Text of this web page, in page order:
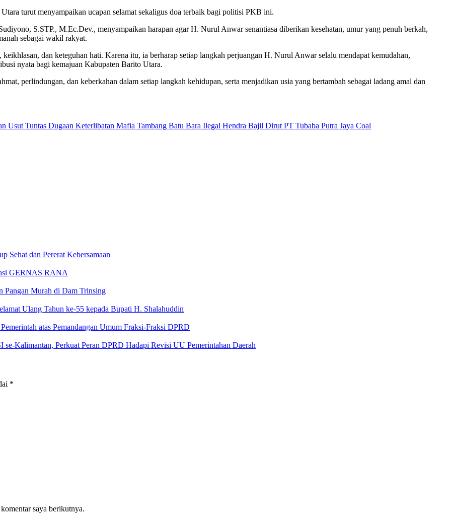
turut menyampaikan ucapan selamat sekaligus doa terbaik bagi politisi PKB ini.
S.STP., M.Ec.Dev., menyampaikan harapan agar H. Nurul Anwar senantiasa diberikan kesehatan, umur yang penuh berkah,
sebagai wakil rakyat.
dan keteguhan hati. Karena itu, ia berharap setiap langkah perjuangan H. Nurul Anwar selalu mendapat kemudahan,
nyata bagi kemajuan Kabupaten Barito Utara.
perlindungan, dan keberkahan dalam setiap langkah kehidupan, serta menjadikan usia yang bertambah sebagai ladang amal dan
Tuntas Dugaan Keterlibatan Mafia Tambang Batu Bara Ilegal Hendra Bajil Dirut PT Tubaba Putra Jaya Coal
Sehat dan Pererat Kebersamaan
GERNAS RANA
Pangan Murah di Dam Trinsing
Ulang Tahun ke-55 kepada Bupati H. Shalahuddin
atas Pemandangan Umum Fraksi-Fraksi DPRD
Kalimantan, Perkuat Peran DPRD Hadapi Revisi UU Pemerintahan Daerah
*
saya berikutnya.